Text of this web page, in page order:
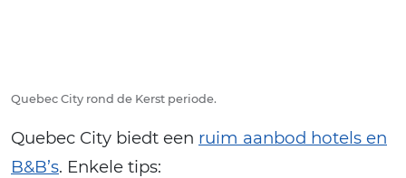
Quebec City rond de Kerst periode.
Quebec City biedt een ruim aanbod hotels en
B&B’s. Enkele tips: